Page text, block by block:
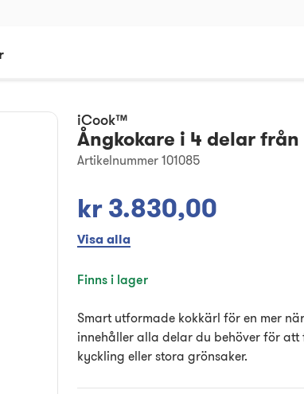
iCook™
Ångkokare i 4 delar från
Artikelnummer 101085
kr 3.830,00
Visa alla
Finns i lager
Smart utformade kokkärl för en mer
innehåller alla delar du behöver för
kyckling eller stora grönsaker.